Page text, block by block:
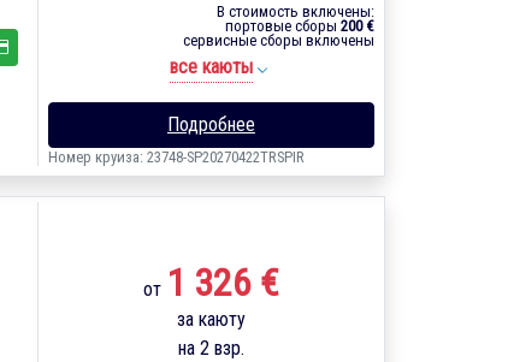
В стоимость включены:
портовые сборы 200 €
сервисные сборы включены
все каюты
Подробнее
Номер круиза: 23748-SP20270422TRSPIR
от 1 326 €
за каюту
на 2 взр.